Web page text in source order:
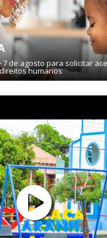
7 de agosto para solicitar
humanos